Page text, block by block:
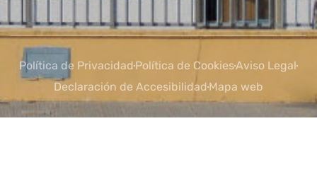
Política de Privacidad Política de CookiesAviso Legal
Declaración de Accesibilidad Mapa web